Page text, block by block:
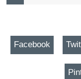
Facebook